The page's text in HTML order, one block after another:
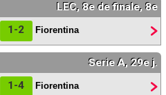
LEC, 8e de finale, 8e
1-2 Fiorentina
Serie A, 29e j.
1-4 Fiorentina